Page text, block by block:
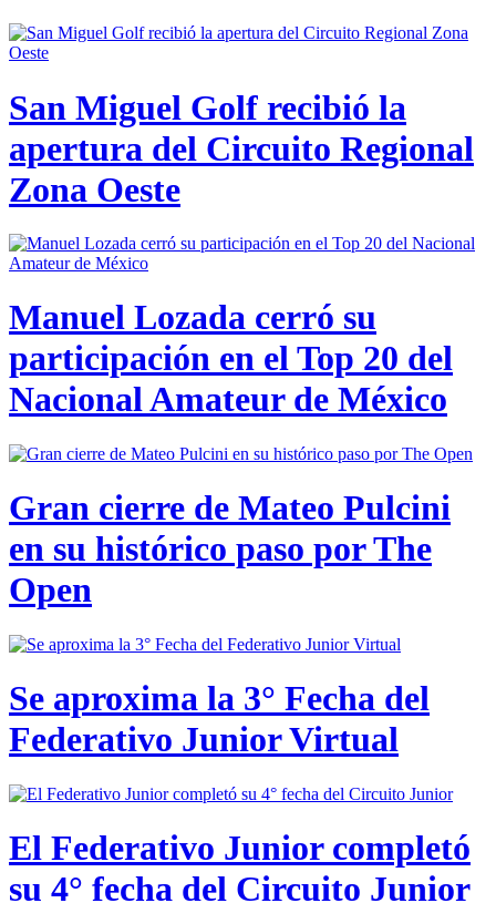
San Miguel Golf recibió la
apertura del Circuito Regional
Zona Oeste
Manuel Lozada cerró su
participación en el Top 20 del
Nacional Amateur de México
Gran cierre de Mateo Pulcini
en su histórico paso por The
Open
Se aproxima la 3° Fecha del
Federativo Junior Virtual
El Federativo Junior completó
su 4° fecha del Circuito Junior